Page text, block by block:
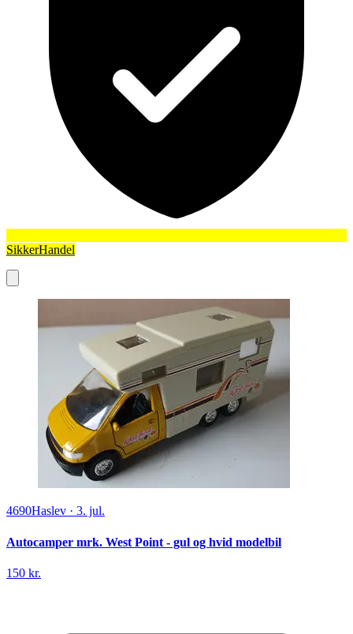
SikkerHandel
4690Haslev · 3. jul.
Autocamper mrk. West Point - gul og hvid modelbil
150 kr.